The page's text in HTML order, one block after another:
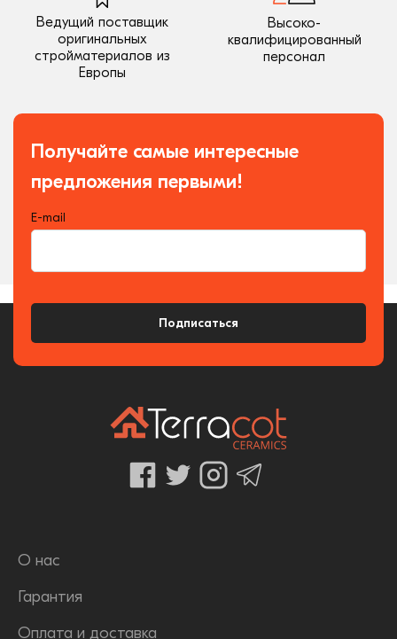
Ведущий поставщик
оригинальных
стройматериалов из
Европы
Высоко-
квалифицированный
персонал
Получайте самые интересные
предложения первыми!
E-mail
Подписаться
О нас
Гарантия
Оплата и доставка